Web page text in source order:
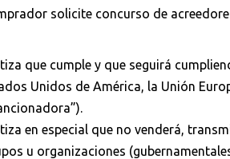
solicite concurso de
que cumple y que seguirá
Unidos de América, la Unión
en especial que no venderá,
u organizaciones